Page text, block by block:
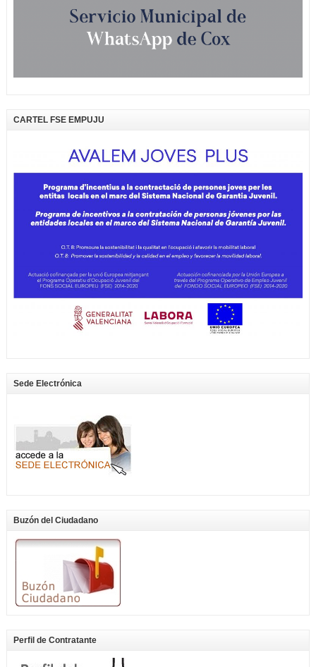
CARTEL FSE EMPUJU
Sede Electrónica
Buzón del Ciudadano
Perfil de Contratante